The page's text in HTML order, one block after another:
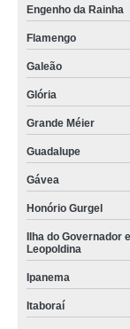
projeto para rack
rack ti parede
rack ti de aluminio
Engenho da Rainha
Flamengo
Galeão
Glória
Grande Méier
Guadalupe
Gávea
Honório Gurgel
Ilha do Governador
Leopoldina
Ipanema
Itaboraí